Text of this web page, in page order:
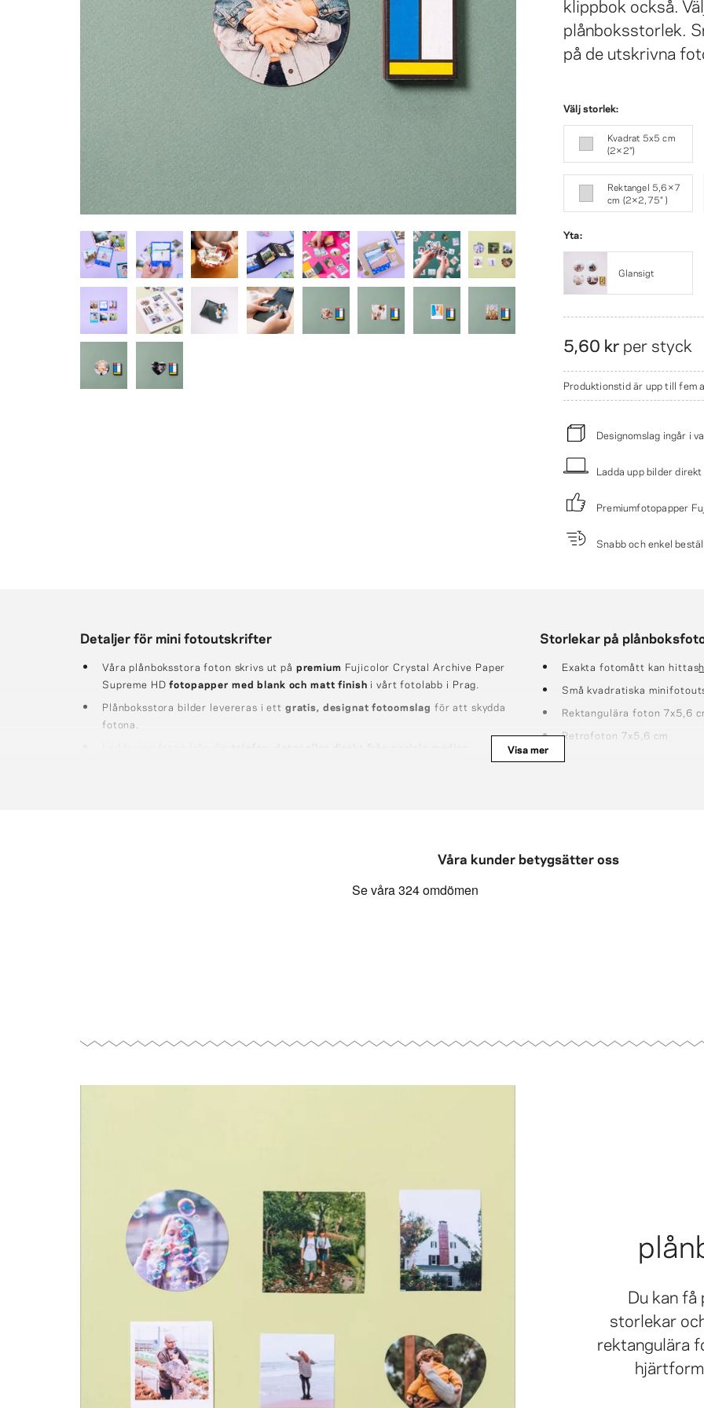
plånboksstorlek.
på de utskrivna
Välj storlek:
Kvadrat 5x5 cm
(2×2″)
Rektangel 5,6×7
cm (2×2,75″ )
Yta:
Glansigt
5,60 kr per styck
Produktionstid är upp till fem
Designomslag ingår i
Ladda upp bilder
Premiumfotopapper
Snabb och enkel
Detaljer för mini fotoutskrifter
Våra plånboksstora foton skrivs ut på premium Fujicolor Crystal Archive Paper
Supreme HDfotopapper med blank och matt finish i vårt fotolabb i Prag.
Plånboksstora bilder levereras i ett gratis, designat fotoomslag för att skydda
fotona.
Storlekar på
Exakta fotomått kan hittas
Små kvadratiska
Rektangulära foton 7x5,6
Retrofoton 7x5,6 cm
Visa mer
Våra kunder betygsätter oss
Du kan
storlekar
rektangulära